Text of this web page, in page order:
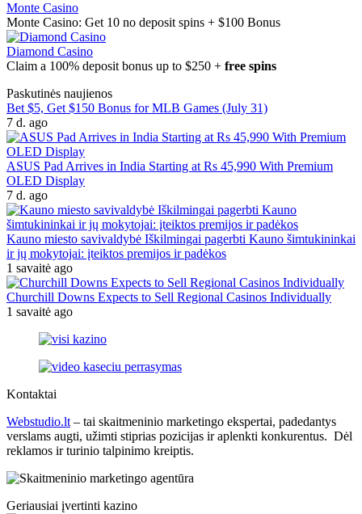
Monte Casino
Monte Casino: Get 10 no deposit spins + $100 Bonus
Diamond Casino
Claim a 100% deposit bonus up to $250 + free spins
Paskutinės naujienos
Bet $5, Get $150 Bonus for MLB Games (July 31)
7 d. ago
ASUS Pad Arrives in India Starting at Rs 45,990 With Premium
OLED Display
7 d. ago
Kauno miesto savivaldybė Iškilmingai pagerbti Kauno šimtukininkai
ir jų mokytojai: įteiktos premijos ir padėkos
1 savaitė ago
Churchill Downs Expects to Sell Regional Casinos Individually
1 savaitė ago
Kontaktai
Webstudio.lt – tai skaitmeninio marketingo ekspertai, padedantys
verslams augti, užimti stiprias pozicijas ir aplenkti konkurentus. Dėl
reklamos ir turinio talpinimo kreiptis.
Geriausiai įvertinti kazino